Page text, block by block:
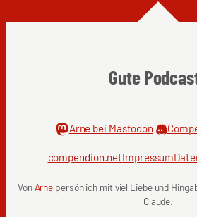
Gute
Arne bei Mastodon
compendion.netImpressum
VonArne persönlich mit viel Liebe und
Claude.